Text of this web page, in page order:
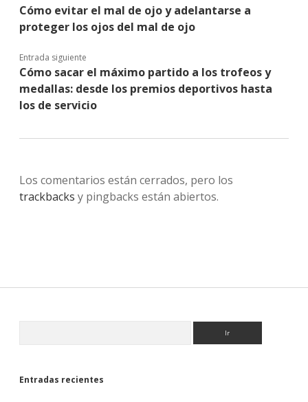
Cómo evitar el mal de ojo y adelantarse a
proteger los ojos del mal de ojo
Entrada siguiente
Cómo sacar el máximo partido a los trofeos y
medallas: desde los premios deportivos hasta
los de servicio
Los comentarios están cerrados, pero los
trackbacks y pingbacks están abiertos.
Entradas recientes